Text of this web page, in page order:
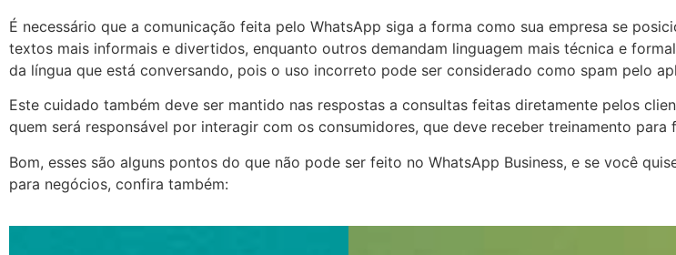
É necessário que a comunicação feita pelo WhatsApp siga a forma como sua empresa se
textos mais informais e divertidos, enquanto outros demandam linguagem mais técnica e
da língua que está conversando, pois o uso incorreto pode ser considerado como spam pelo
Este cuidado também deve ser mantido nas respostas a consultas feitas diretamente pelos
quem será responsável por interagir com os consumidores, que deve receber treinamento
Bom, esses são alguns pontos do que não pode ser feito no WhatsApp Business, e se você
para negócios, confira também: